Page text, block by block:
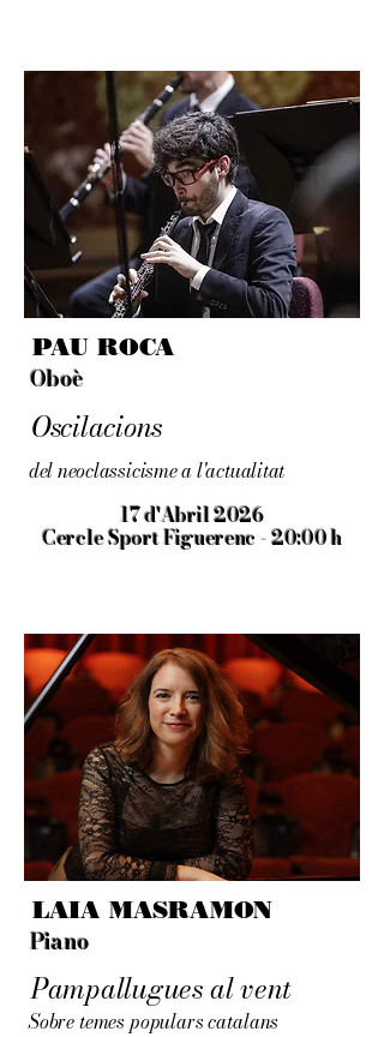
PAU ROCA
Oboè
Oscilacions
del neoclassicisme a l'actualitat
17 d'Abril 2026
Cercle Sport Figuerenc - 20:00 h
LAIA MASRAMON
Piano
Pampallugues al vent
Sobre temes populars catalans